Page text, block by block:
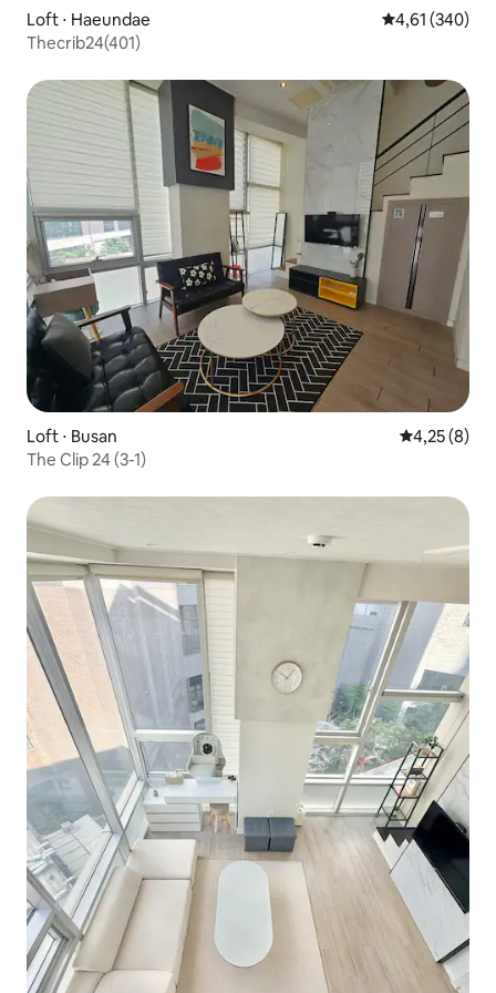
Loft ⋅ Haeundae 4,61 de uma
4,61 (340)
Thecrib24(401)
Loft ⋅ Busan 4,25 de
4,25 (8)
The Clip 24 (3-1)